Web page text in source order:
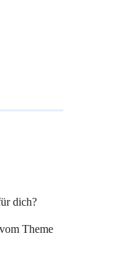
dich?
Theme